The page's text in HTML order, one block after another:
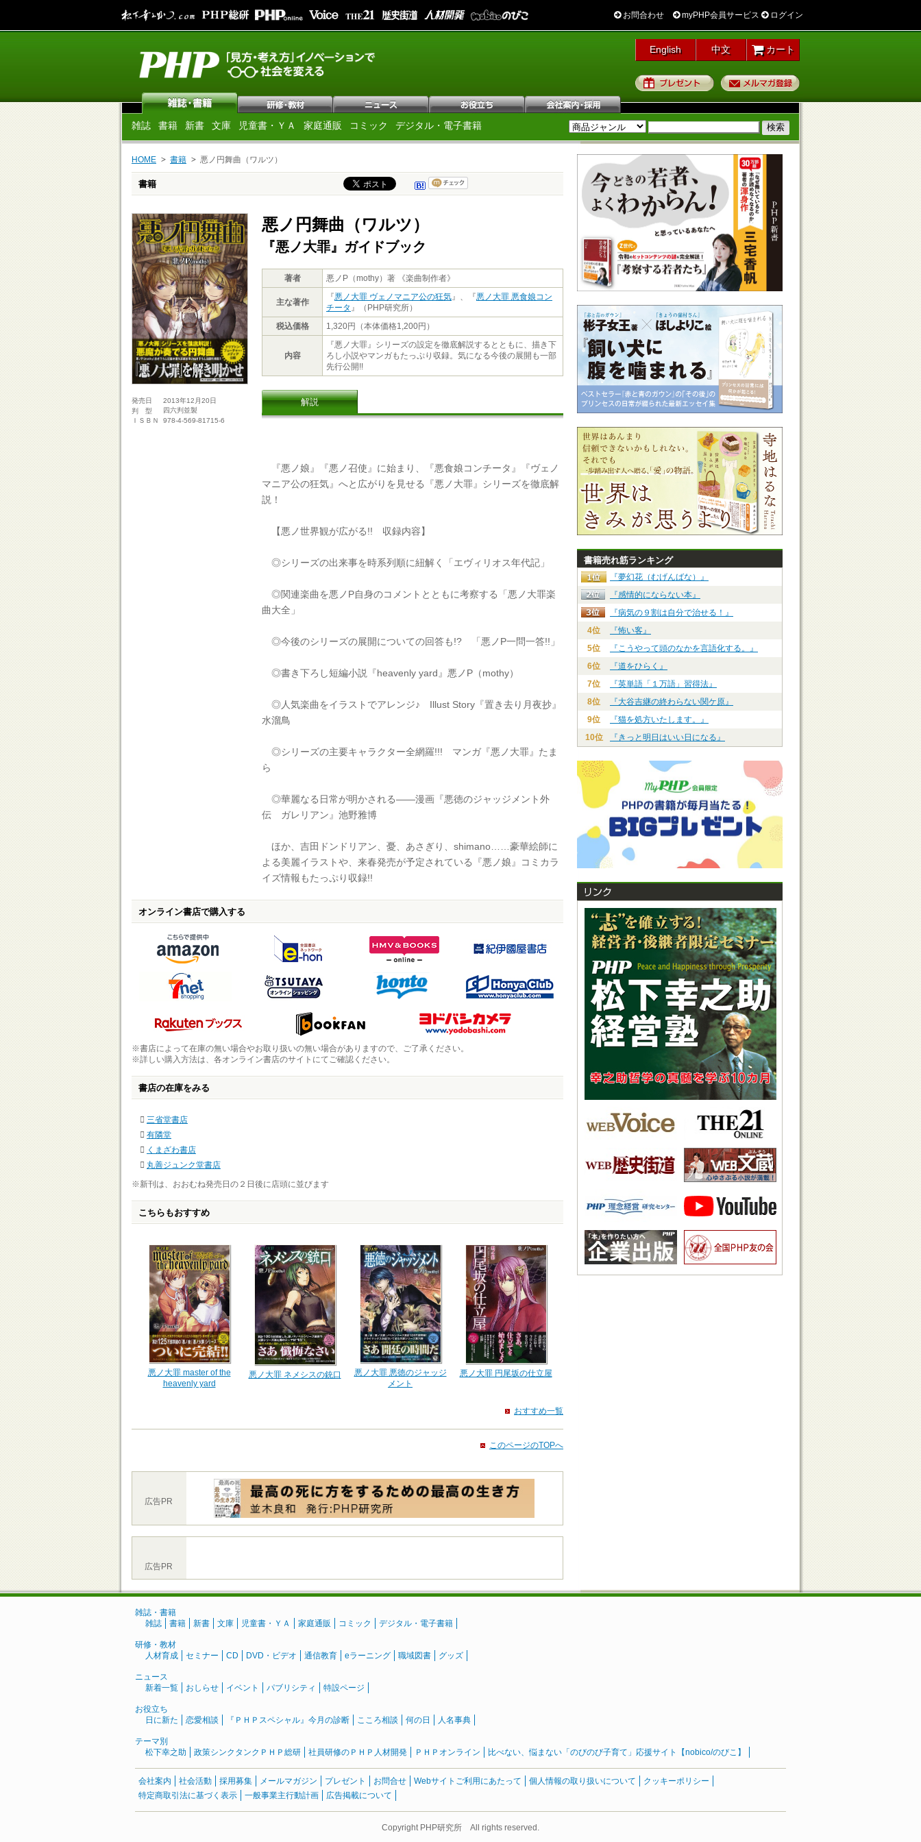
お問合わせ myPHP会員サービス ログイン
English 中文 カート
プレゼント
雑誌 書籍 新書 文庫 児童書・ＹＡ 家庭通販 コミック デジタル・電子書籍
HOME 書籍 悪ノ円舞曲（ワルツ）
書籍
発売日
2013年12月20日
判 型
四六判並製
ＩＳＢＮ
978-4-569-81715-6
悪ノ円舞曲（ワルツ）
『悪ノ大罪』ガイドブック
著者 悪ノP（mothy）著 《楽曲制作者》
主な著作
『悪ノ大罪 ヴェノマニア公の狂気』、『悪ノ大罪 悪食娘コン
チータ 』（PHP研究所）
税込価格
1,320円（本体価格1,200円）
内容
『悪ノ大罪』シリーズの設定を徹底解説するとともに、描き下
ろし小説やマンガもたっぷり収録。気になる今後の展開も一部
先行公開!!
解説
『悪ノ娘』『悪ノ召使』に始まり、『悪食娘コンチータ』『ヴェノ
マニア公の狂気』へと広がりを見せる『悪ノ大罪』シリーズを徹底解
説！
【悪ノ世界観が広がる!! 収録内容】
◎シリーズの出来事を時系列順に紐解く「エヴィリオス年代記」
◎関連楽曲を悪ノP自身のコメントとともに考察する「悪ノ大罪楽
曲大全」
◎今後のシリーズの展開についての回答も!? 「悪ノP一問一答!!」
◎書き下ろし短編小説『heavenly yard』悪ノP（mothy）
◎人気楽曲をイラストでアレンジ♪ Illust Story『置き去り月夜抄』
水溜鳥
◎シリーズの主要キャラクター全網羅!!! マンガ『悪ノ大罪』たま
ら
◎華麗なる日常が明かされる――漫画『悪徳のジャッジメント外
伝 ガレリアン』池野雅博
ほか、吉田ドンドリアン、憂、あさぎり、shimano……豪華絵師に
よる美麗イラストや、来春発売が予定されている『悪ノ娘』コミカラ
イズ情報もたっぷり収録!!
オンライン書店で購入する
※書店によって在庫の無い場合やお取り扱いの無い場合がありますので、ご了承ください。
※詳しい購入方法は、各オンライン書店のサイトにてご確認ください。
書店の在庫をみる
三省堂書店
有隣堂
くまざわ書店
丸善ジュンク堂書店
※新刊は、おおむね発売日の２日後に店頭に並びます
こちらもおすすめ
悪ノ大罪 master of the
heavenly yard
悪ノ大罪 ネメシスの銃口
悪ノ大罪 悪徳のジャッジ
メント
悪ノ大罪 円尾坂の仕立屋
おすすめ一覧
このページのTOPへ
広告PR
広告PR
書籍売れ筋ランキング
『夢幻花（むげんばな）』
『感情的にならない本』
『病気の９割は自分で治せる！』
4位
『怖い客』
5位
『こうやって頭のなかを言語化する。』
6位
『道をひらく』
7位
『英単語「１万語」習得法』
8位
『大谷吉継の終わらない関ケ原』
9位
『猫を処方いたします。』
10位
『きっと明日はいい日になる』
雑誌・書籍
雑誌
書籍 新書 文庫 児童書・ＹＡ 家庭通販 コミック デジタル・電子書籍
研修・教材
人材育成
セミナー CD DVD・ビデオ 通信教育 eラーニング 職域図書 グッズ
ニュース
新着一覧
おしらせ イベント パブリシティ 特設ページ
お役立ち
日に新た
恋愛相談 『ＰＨＰスペシャル』今月の診断 こころ相談 何の日 人名事典
テーマ別
松下幸之助
政策シンクタンクＰＨＰ総研 社員研修のＰＨＰ人材開発 ＰＨＰオンライン 比べない、悩まない「のびのび子育て」応援サイト【nobico/のびこ】
会社案内 社会活動 採用募集 メールマガジン プレゼント お問合せ Webサイトご利用にあたって 個人情報の取り扱いについて
クッキーポリシー
特定商取引法に基づく表示
一般事業主行動計画 広告掲載について
Copyright PHP研究所 All rights reserved.